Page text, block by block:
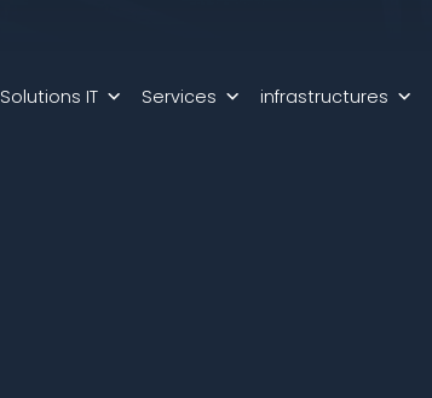
Solutions IT Services infrastructures